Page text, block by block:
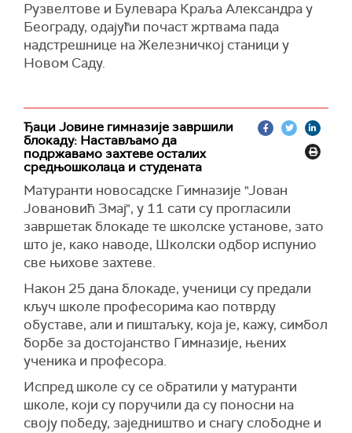
Београду поднео декан ФДУ против
непознатих лица, а коју је на надлежност
преузело ВЈТ у Београду 12. децембра.
У пријави се наводи да су непозната лица
се окупили испред тог факултета у 11:52
часова како би одали почаст страдалима у
паду надстрешнице на Железничкој станици у
Новом Саду 1. новембра 2024. године, а који
скуп су студенти пријавили МУП са планом да
се на 15 минута затвори Булевар уметности
испред ФДУ.
преноси Фонет.
Студенти су од управе факултета добили
обавештење да неће моћи да одрже изложбу,
јер има политичку конотацију, после чега нису
Рузвелтове и Булевара Краља Александра у
Београду, одајући почаст жртвама пада
надстрешнице на Железничкој станици у
Новом Саду.
Ђаци Јовине гимназије завршили
блокаду: Настављамо да
подржавамо захтеве осталих
средњошколаца и студената
Матуранти новосадске Гимназије "Јован
Јовановић Змај", у 11 сати су прогласили
завршетак блокаде те школске установе, зато
што је, како наводе, Школски одбор испунио
све њихове захтеве.
Након 25 дана блокаде, ученици су предали
кључ школе професорима као потврду
обуставе, али и пиштаљку, која је, кажу, симбол
борбе за достојанство Гимназије, њених
ученика и професора.
Испред школе су се обратили у матуранти
школе, који су поручили да су поносни на
своју победу, заједништво и снагу слободне и